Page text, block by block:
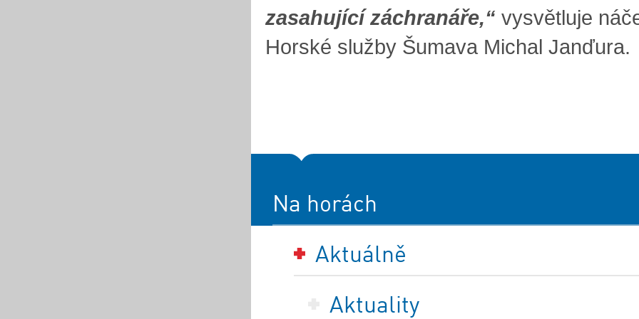
zasahující záchranáře,“ vysvětluje
Horské služby Šumava Michal Janďura.
Na horách
Aktuálně
Aktuality